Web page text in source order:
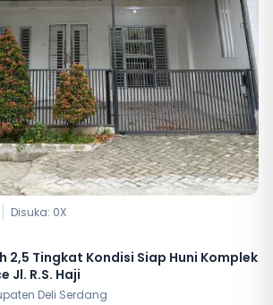
Disuka: 0X
2,5 Tingkat Kondisi Siap Huni Komplek
Jl. R.S. Haji
Deli Serdang